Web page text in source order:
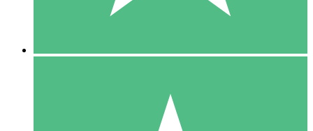
10 Downloads
20 00